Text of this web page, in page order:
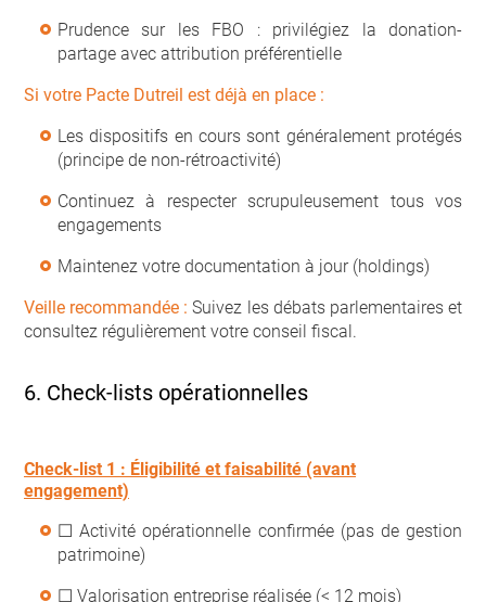
Prudence sur les FBO : privilégiez la donation-
partage avec attribution préférentielle
Si votre Pacte Dutreil est déjà en place :
Les dispositifs en cours sont généralement protégés
(principe de non-rétroactivité)
Continuez à respecter scrupuleusement tous vos
engagements
Maintenez votre documentation à jour (holdings)
Veille recommandée : Suivez les débats parlementaires et
consultez régulièrement votre conseil fiscal.
6. Check-lists opérationnelles
Check-list 1 : Éligibilité et faisabilité (avant
engagement)
☐ Activité opérationnelle confirmée (pas de gestion
patrimoine)
☐ Valorisation entreprise réalisée (< 12 mois)